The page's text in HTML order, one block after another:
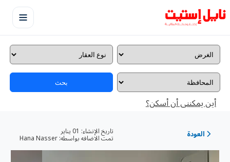
بحث
أين يمكننى أن أسكن؟
العودة تاريخ الإنشاء:
تمت الاضافه بواسطه: Hana Nasser